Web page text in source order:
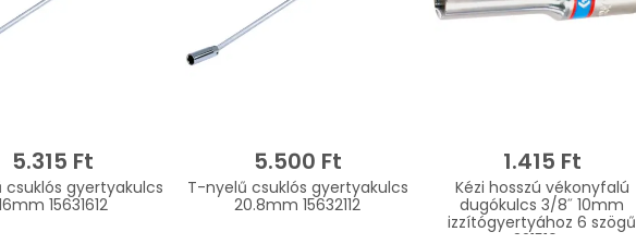
5.315 Ft
csuklós gyertyakulcs
15631612
5.500 Ft
T-nyelű csuklós gyertyakulcs
20.8mm 15632112
1.415 Ft
Kézi hosszú vékonyfalú
dugókulcs 3/8˝ 10mm
izzítógyertyához 6 szögű